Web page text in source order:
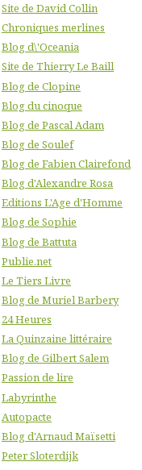
Site de David Collin
Chroniques merlines
Blog d\'Oceania
Site de Thierry Le Baill
Blog de Clopine
Blog du cinoque
Blog de Pascal Adam
Blog de Soulef
Blog de Fabien Clairefond
Blog d'Alexandre Rosa
Editions L'Age d'Homme
Blog de Sophie
Blog de Battuta
Publie.net
Le Tiers Livre
Blog de Muriel Barbery
24 Heures
La Quinzaine littéraire
Blog de Gilbert Salem
Passion de lire
Labyrinthe
Autopacte
Blog d'Arnaud Maïsetti
Peter Sloterdijk